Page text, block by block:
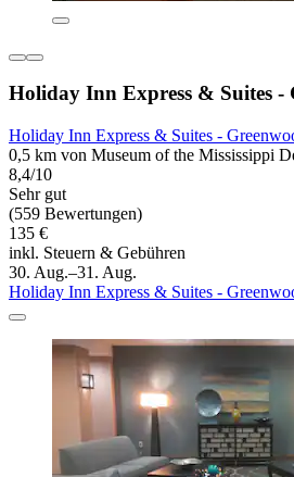
Holiday Inn Express & Suites -
Holiday Inn Express & Suites -
0,5 km von Museum of the Mississippi
8,4/10
Sehr gut
(559 Bewertungen)
135 €
inkl. Steuern & Gebühren
30. Aug.–31. Aug.
Holiday Inn Express & Suites -